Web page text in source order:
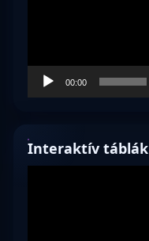
00:00
Interaktív táblák